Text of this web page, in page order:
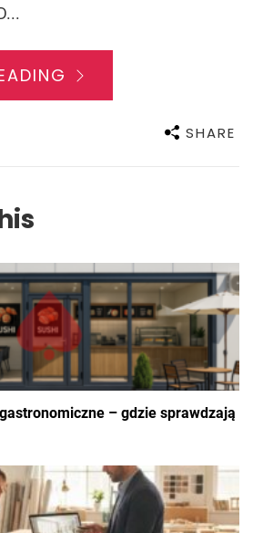
SHARE
– gdzie sprawdzają